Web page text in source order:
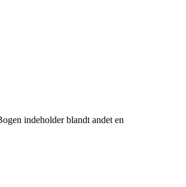
indeholder blandt andet en